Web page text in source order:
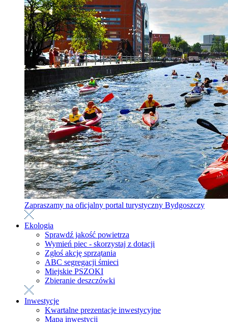
Zapraszamy na oficjalny portal turystyczny Bydgoszczy
Ekologia
Sprawdź jakość powietrza
Wymień piec - skorzystaj z dotacji
Zgłoś akcję sprzątania
ABC segregacji śmieci
Miejskie PSZOKI
Zbieranie deszczówki
Inwestycje
Kwartalne prezentacje inwestycyjne
Mapa inwestycji